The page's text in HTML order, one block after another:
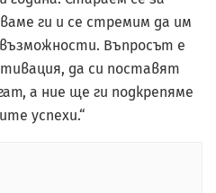
ги и се стремим да им
Въпросът е
да си поставят
а ние ще ги подкрепяме
успехи.“